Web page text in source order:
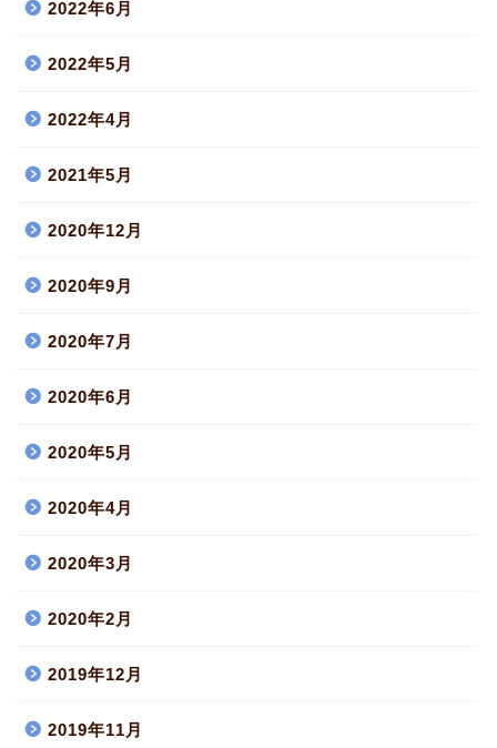
2022年6月
2022年5月
2022年4月
2021年5月
2020年12月
2020年9月
2020年7月
2020年6月
2020年5月
2020年4月
2020年3月
2020年2月
2019年12月
2019年11月